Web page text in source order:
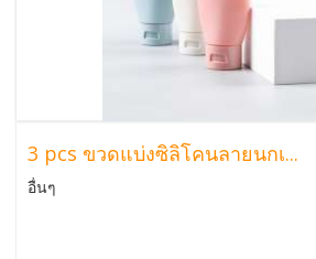
3 pcs ขวดแบ่งซิลิโคนลายนกเ...
อื่นๆ